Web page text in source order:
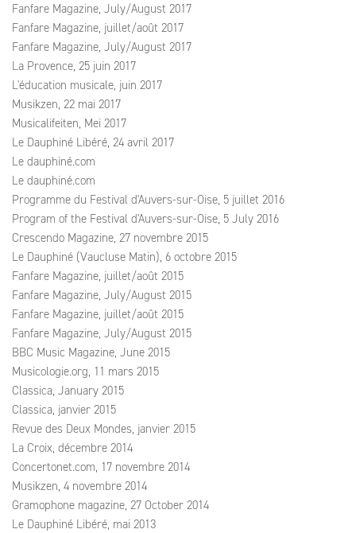
Fanfare Magazine, July/August 2017
Fanfare Magazine, juillet/août 2017
Fanfare Magazine, July/August 2017
La Provence, 25 juin 2017
L'éducation musicale, juin 2017
Musikzen, 22 mai 2017
Musicalifeiten, Mei 2017
Le Dauphiné Libéré, 24 avril 2017
Le dauphiné.com
Le dauphiné.com
Programme du Festival d'Auvers-sur-Oise, 5 juillet 2016
Program of the Festival d'Auvers-sur-Oise, 5 July 2016
Crescendo Magazine, 27 novembre 2015
Le Dauphiné (Vaucluse Matin), 6 octobre 2015
Fanfare Magazine, juillet/août 2015
Fanfare Magazine, July/August 2015
Fanfare Magazine, juillet/août 2015
Fanfare Magazine, July/August 2015
BBC Music Magazine, June 2015
Musicologie.org, 11 mars 2015
Classica, January 2015
Classica, janvier 2015
Revue des Deux Mondes, janvier 2015
La Croix, décembre 2014
Concertonet.com, 17 novembre 2014
Musikzen, 4 novembre 2014
Gramophone magazine, 27 October 2014
Le Dauphiné Libéré, mai 2013